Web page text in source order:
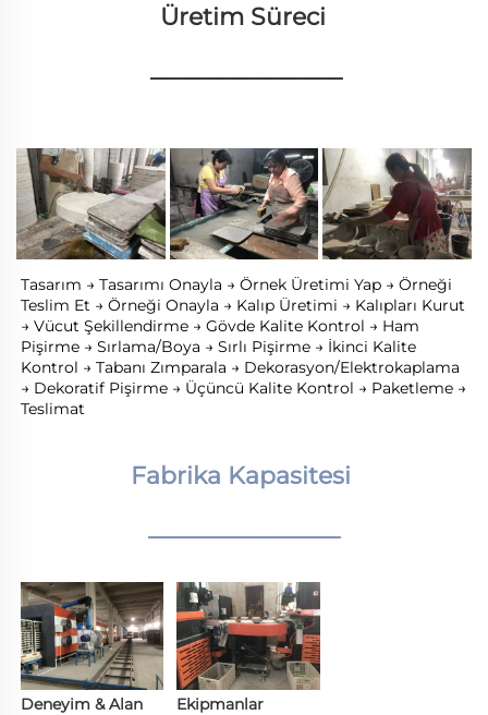
Üretim Süreci
________________
Tasarım → Tasarımı Onayla → Örnek Üretimi Yap → Örneği
Teslim Et → Örneği Onayla → Kalıp Üretimi → Kalıpları Kurut
→ Vücut Şekillendirme → Gövde Kalite Kontrol → Ham
Pişirme → Sırlama/Boya → Sırlı Pişirme → İkinci Kalite
Kontrol → Tabanı Zımparala → Dekorasyon/Elektrokaplama
→ Dekoratif Pişirme → Üçüncü Kalite Kontrol → Paketleme →
Teslimat
Fabrika Kapasitesi
________________
Deneyim & Alan
Ekipmanlar